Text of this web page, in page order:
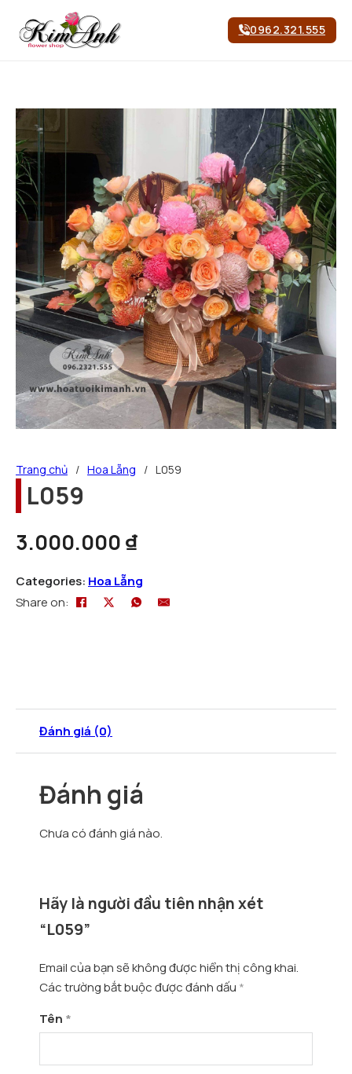
0962.321.555
Trang chủ / Hoa Lẵng / L059
L059
3.000.000₫
Categories: Hoa Lẵng
Share on:
Đánh giá (0)
Đánh giá
Chưa có đánh giá nào.
Hãy là người đầu tiên nhận xét
“L059”
Email của bạn sẽ không được hiển thị công khai.
Các trường bắt buộc được đánh dấu *
Tên *